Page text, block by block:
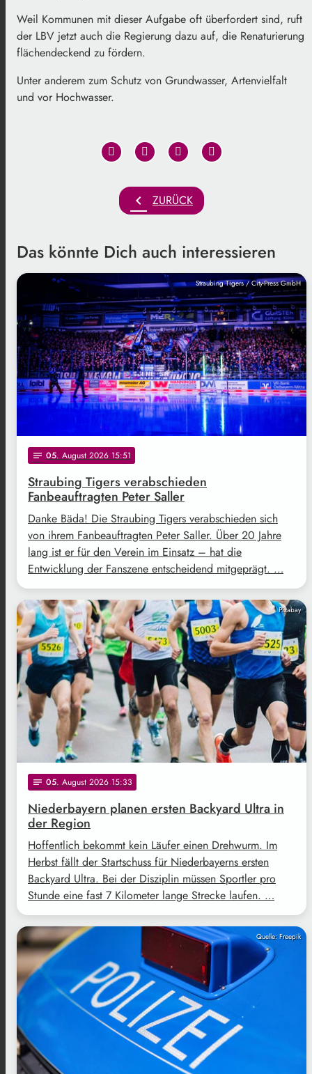
Weil Kommunen mit dieser Aufgabe oft überfordert sind, ruft
der LBV jetzt auch die Regierung dazu auf, die Renaturierung
flächendeckend zu fördern.
Unter anderem zum Schutz von Grundwasser, Artenvielfalt
und vor Hochwasser.
chevron_left ZURÜCK
Das könnte Dich auch interessieren
Straubing Tigers / City-Press GmbH
notes 05. August 2026 15:51
Straubing Tigers verabschieden
Fanbeauftragten Peter Saller
Danke Bäda! Die Straubing Tigers verabschieden sich
von ihrem Fanbeauftragten Peter Saller. Über 20 Jahre
lang ist er für den Verein im Einsatz – hat die
Entwicklung der Fanszene entscheidend mitgeprägt. …
Pixabay
notes 05. August 2026 15:33
Niederbayern planen ersten Backyard Ultra in
der Region
Hoffentlich bekommt kein Läufer einen Drehwurm. Im
Herbst fällt der Startschuss für Niederbayerns ersten
Backyard Ultra. Bei der Disziplin müssen Sportler pro
Stunde eine fast 7 Kilometer lange Strecke laufen. …
Quelle: Freepik